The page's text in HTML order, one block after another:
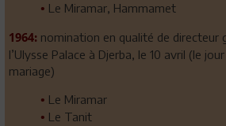
• Le Miramar, Hammamet
1964: nomination en qualité de directeur
l’Ulysse Palace à Djerba, le 10 avril (le
mariage)
• Le Miramar
• Le Tanit